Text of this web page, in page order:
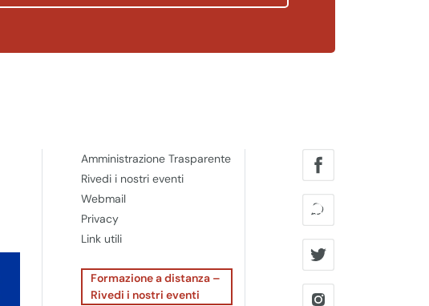
Amministrazione Trasparente
Rivedi i nostri eventi
Webmail
Privacy
Link utili
Formazione a distanza –
Rivedi i nostri eventi